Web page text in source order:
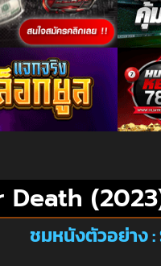
Death
ชมหนังตัวอย่าง :